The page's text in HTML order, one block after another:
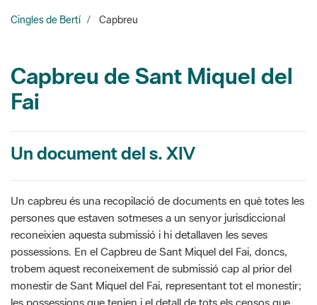
Cingles de Bertí Capbreu
Capbreu de Sant Miquel del
Fai
Un document del s. XIV
Un capbreu és una recopilació de documents en què totes les
persones que estaven sotmeses a un senyor jurisdiccional
reconeixien aquesta submissió i hi detallaven les seves
possessions. En el Capbreu de Sant Miquel del Fai, doncs,
trobem aquest reconeixement de submissió cap al prior del
monestir de Sant Miquel del Fai, representant tot el monestir;
les possessions que tenien i el detall de tots els censos que